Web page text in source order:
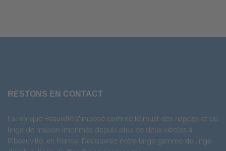
RESTONS EN CONTACT
La marque Beauvillé s’impose comme le must des nappes et du
linge de maison imprimés depuis plus de deux siècles à
Ribeauvillé, en France. Découvrez notre large gamme de linge